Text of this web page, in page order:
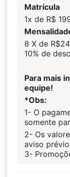
Matrícula
1x de R$
8 X de
10% de
Para mais
equipe!
*Obs:
1- O
somente
2- Os
aviso
3-